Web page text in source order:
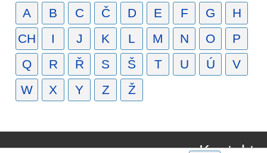
A B C Č D E F G
H
CH
I J K L M N O
P
Q
R Ř S Š T U Ú
V
W
X Y Z Ž